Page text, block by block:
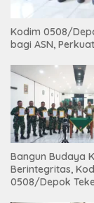
Kodim 0508/
bagi ASN,
Bangun Budaya
Berintegritas,
0508/Depok